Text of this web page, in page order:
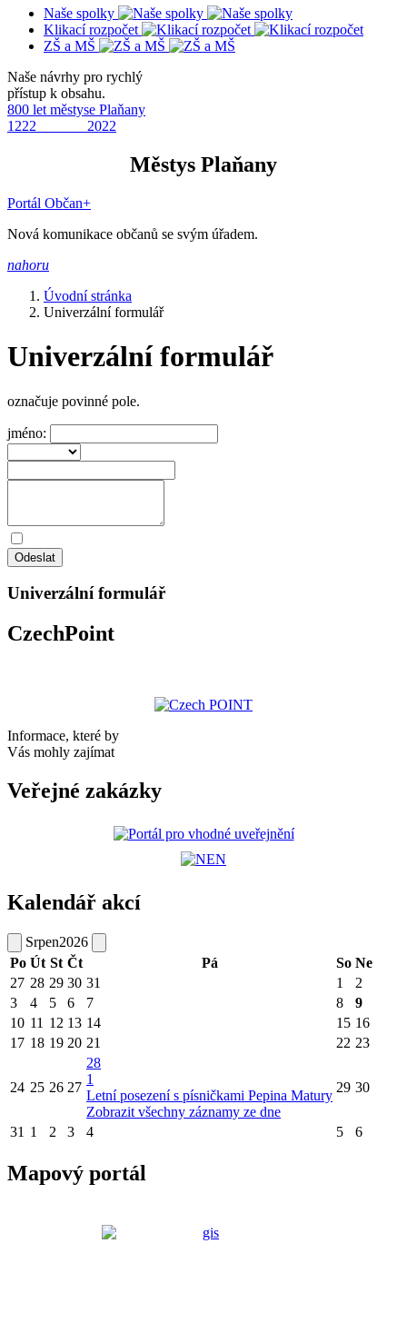
Naše spolky
Klikací rozpočet
ZŠ a MŠ
Naše návrhy pro rychlý
přístup k obsahu.
800 let městyse Plaňany
1222 2022
Městys Plaňany
Portál Občan+
Nová komunikace občanů se svým úřadem.
nahoru
Úvodní stránka
Univerzální formulář
Univerzální formulář
označuje povinné pole.
jméno:
Odeslat
Univerzální formulář
CzechPoint
Informace, které by
Vás mohly zajímat
Veřejné zakázky
Kalendář akcí
Srpen2026
Po Út St Čt Pá So Ne
27 28 29 30 31 1
2
3
4 5 6 7 8
9
10 11 12 13 14 15 16
17 18 19 20 21 22 23
24 25 26 27
28
1
Letní posezení s písničkami Pepina Matury
Zobrazit všechny záznamy ze dne
29 30
31 1 2 3 4 5 6
Mapový portál